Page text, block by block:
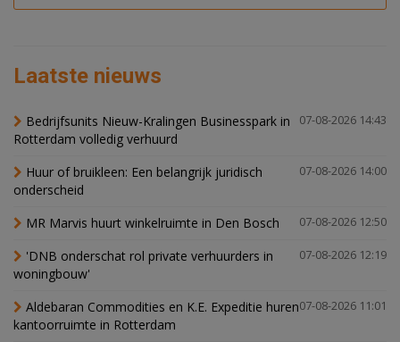
Laatste nieuws
07-08-2026 14:43
Bedrijfsunits Nieuw-Kralingen Businesspark in
Rotterdam volledig verhuurd
07-08-2026 14:00
Huur of bruikleen: Een belangrijk juridisch
onderscheid
07-08-2026 12:50
MR Marvis huurt winkelruimte in Den Bosch
07-08-2026 12:19
'DNB onderschat rol private verhuurders in
woningbouw'
07-08-2026 11:01
Aldebaran Commodities en K.E. Expeditie huren
kantoorruimte in Rotterdam